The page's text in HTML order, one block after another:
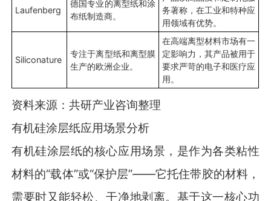
Laufenberg
德国专业的离型纸和涂
布纸制造商。
务著称，在工业和特种应
用领域有优势。
Siliconature
专注于离型纸和离型膜
生产的欧洲企业。
在高端离型材料市场有一
定影响力，其产品被用于
要求严苛的电子和医疗应
用。
资料来源：共研产业咨询整理
有机硅涂层纸应用场景分析
有机硅涂层纸的核心应用场景，是作为各类粘性
材料的“载体”或“保护层”——它托住带胶的材料，
需要时又能轻松、干净地剥离。基于这一核心功